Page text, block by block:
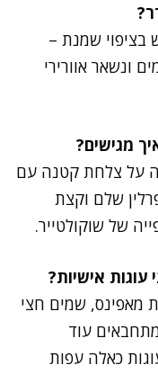
בציפוי שמנת –
במקרר. במקרר, נשמר עד 5 ימים ונשאר אוורירי
על צלחת קטנה עם
שלם וקצת
של שוקולטייר.
מאפינס, שמים חצי
מתחבאים עוד
כאלה עפות